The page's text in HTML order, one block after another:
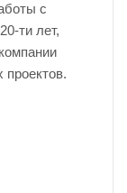
с
ти лет,